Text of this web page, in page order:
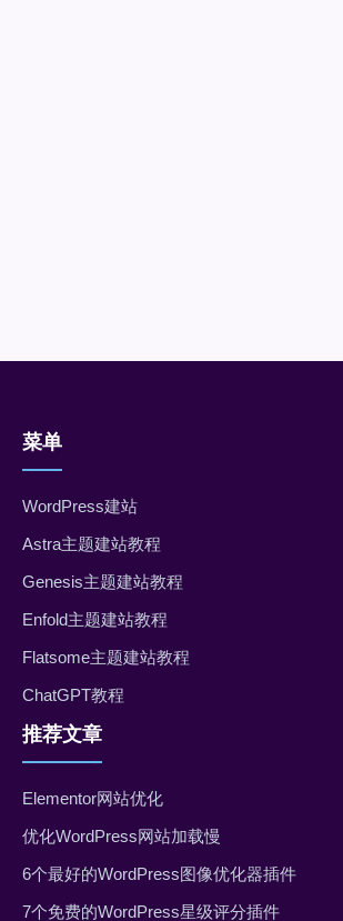
菜单
WordPress建站
Astra主题建站教程
Genesis主题建站教程
Enfold主题建站教程
Flatsome主题建站教程
ChatGPT教程
推荐文章
Elementor网站优化
优化WordPress网站加载慢
6个最好的WordPress图像优化器插件
7个免费的WordPress星级评分插件